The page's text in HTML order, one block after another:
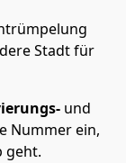
Stadt für
und
Nummer ein,
geht.